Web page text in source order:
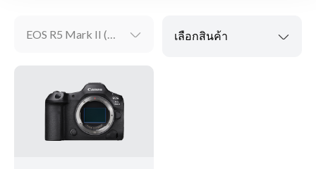
EOS R5 Mark II (Body) เลือกสินค้า